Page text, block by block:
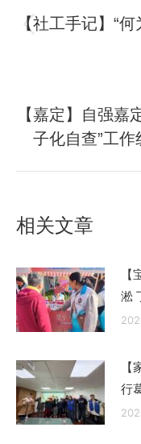
章
【社工手记】“
【嘉定】自强嘉
子化自查”工作
相关文章
淞
行